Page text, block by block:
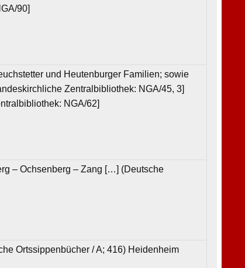
90]
und Heutenburger Familien; sowie
Zentralbibliothek: NGA/45, 3]
NGA/62]
– Ochsenberg – Zang […] (Deutsche
Ortssippenbücher / A; 416) Heidenheim